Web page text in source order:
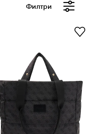
Филтри